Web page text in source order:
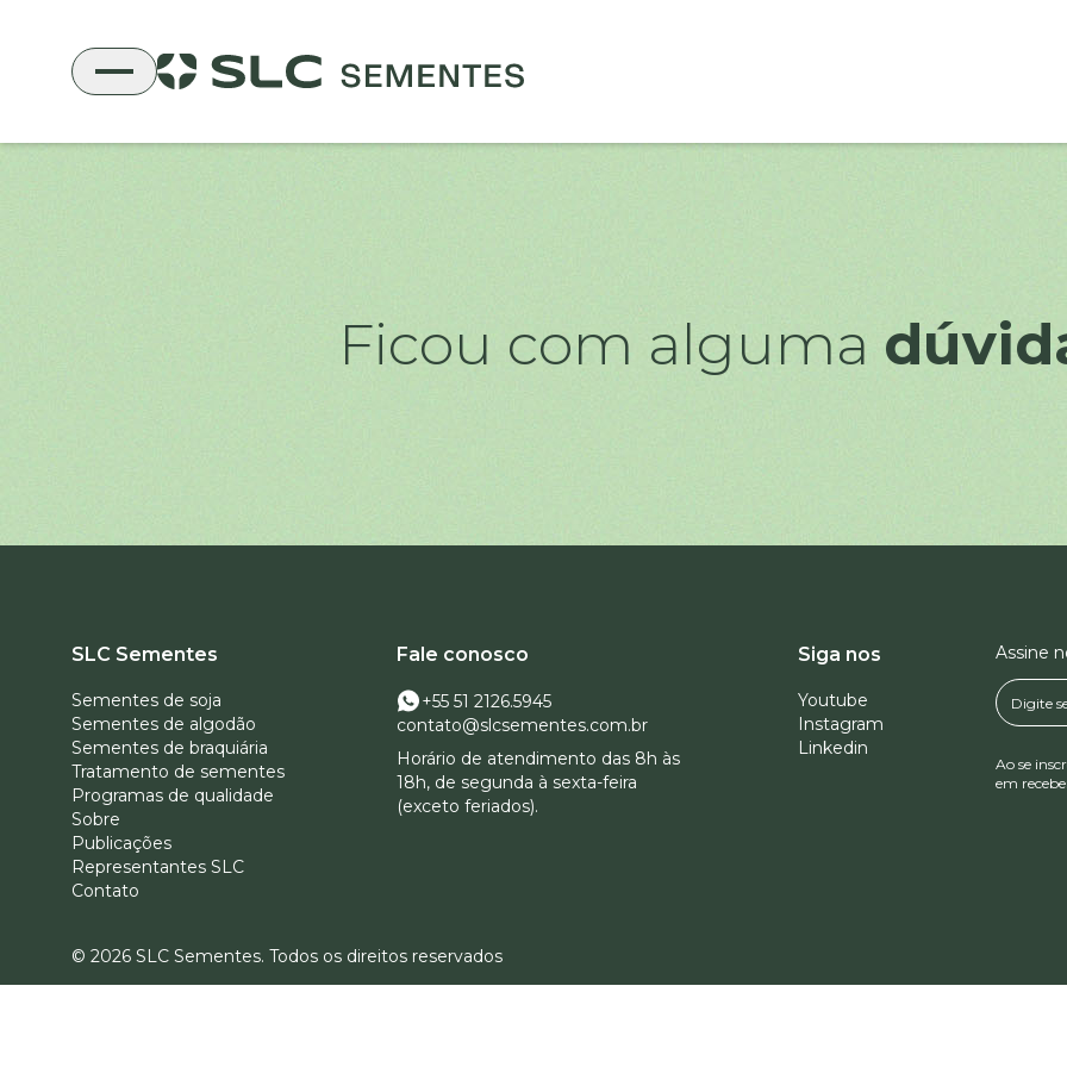
Ficou com alguma
SLC Sementes
Sementes de soja
Sementes de algodão
Sementes de braquiária
Tratamento de sementes
Programas de qualidade
Sobre
Publicações
Representantes SLC
Contato
Fale conosco
+55 51 2126.5945
contato@slcsementes.com.br
Horário de atendimento das 8h às
18h, de segunda à sexta-feira
(exceto feriados).
Siga nos
Youtube
Instagram
Linkedin
Assine
Ao se
em
© 2026 SLC Sementes. Todos os direitos reservados